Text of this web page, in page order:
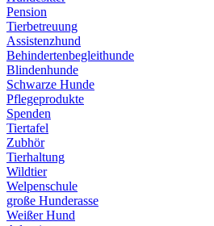
Pension
Tierbetreuung
Assistenzhund
Behindertenbegleithunde
Blindenhunde
Schwarze Hunde
Pflegeprodukte
Spenden
Tiertafel
Zubhör
Tierhaltung
Wildtier
Welpenschule
große Hunderasse
Weißer Hund